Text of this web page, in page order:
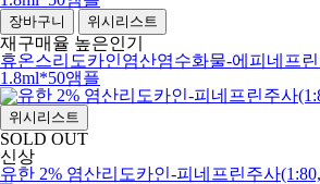
장바구니 위시리스트
재구매율 높은인기
휴온스리도카인염산염수화물-에피네프린
1.8ml*50앰플
위시리스트
SOLD OUT
신상
유한 2% 염산리도카인-피네프린주사